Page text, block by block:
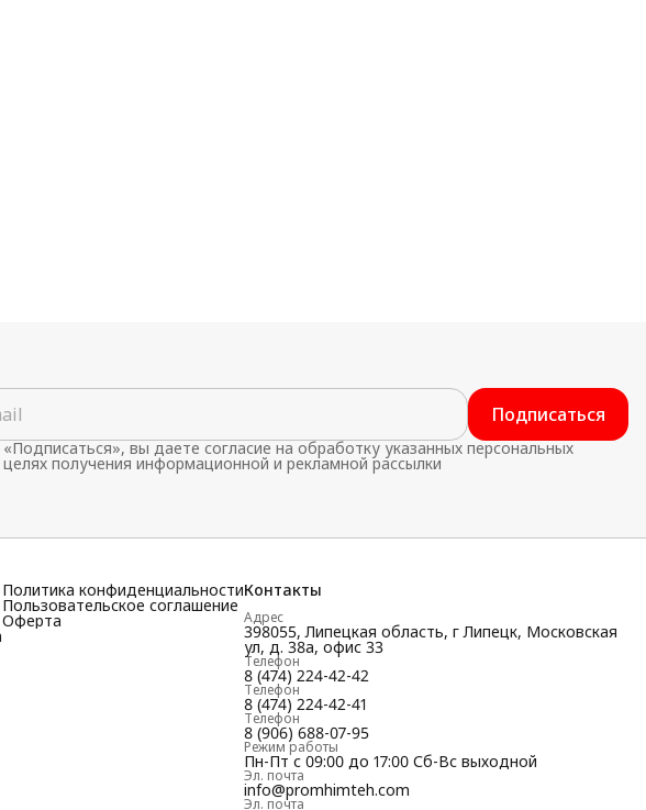
Подписаться
вы даете согласие на обработку указанных персональных
получения информационной и рекламной рассылки
Политика конфиденциальности
Пользовательское соглашение
Оферта
Контакты
Адрес
398055, Липецкая область, г Липецк, Московская
ул, д. 38а, офис 33
Телефон
8 (474) 224-42-42
Телефон
8 (474) 224-42-41
Телефон
8 (906) 688-07-95
Режим работы
Пн-Пт с 09:00 до 17:00 Сб-Вс выходной
Эл. почта
info@promhimteh.com
Эл. почта